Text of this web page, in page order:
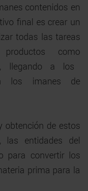
contenidos en
final es crear un
todas las tareas
como
a los
los imanes de
obtención de estos
las entidades del
para convertir los
prima para la